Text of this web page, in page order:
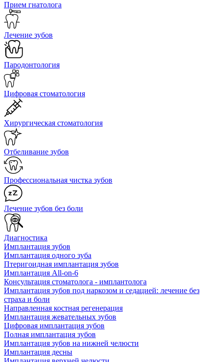
Прием гнатолога
Лечение зубов
Пародонтология
Цифровая стоматология
Хирургическая стоматология
Отбеливание зубов
Профессиональная чистка зубов
Лечение зубов без боли
Диагностика
Имплантация зубов
Имплантация одного зуба
Птеригоидная имплантация зубов
Имплантация All-on-6
Консультация стоматолога - имплантолога
Имплантация зубов под наркозом и седацией: лечение без
страха и боли
Направленная костная регенерация
Имплантация жевательных зубов
Цифровая имплантация зубов
Полная имплантация зубов
Имплантация зубов на нижней челюсти
Имплантация десны